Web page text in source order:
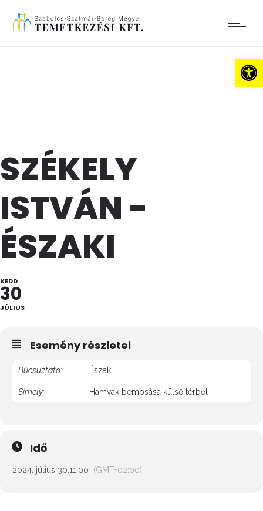
SZÉKELY
ISTVÁN -
ÉSZAKI
KEDD
30
JÚLIUS
Esemény részletei
Búcsuztató: Északi
Sírhely: Hamvak bemosása külső térből
Idő
2024. július 30. 11:00 (GMT+02:00)